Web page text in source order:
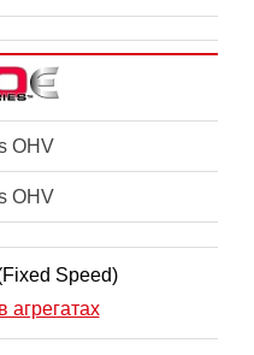
OHV
OHV
Speed)
агрегатах